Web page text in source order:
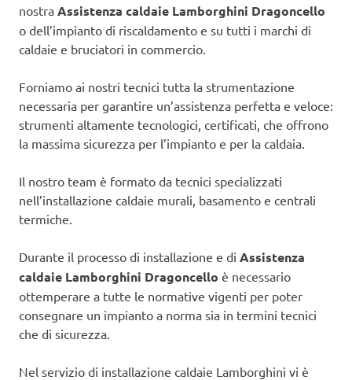
nostra Assistenza caldaie Lamborghini Dragoncello
o dell’impianto di riscaldamento e su tutti i marchi di
caldaie e bruciatori in commercio.
Forniamo ai nostri tecnici tutta la strumentazione
necessaria per garantire un’assistenza perfetta e veloce:
strumenti altamente tecnologici, certificati, che offrono
la massima sicurezza per l’impianto e per la caldaia.
Il nostro team è formato da tecnici specializzati
nell’installazione caldaie murali, basamento e centrali
termiche.
Durante il processo di installazione e di Assistenza
caldaie Lamborghini Dragoncello è necessario
ottemperare a tutte le normative vigenti per poter
consegnare un impianto a norma sia in termini tecnici
che di sicurezza.
Nel servizio di installazione caldaie Lamborghini vi è